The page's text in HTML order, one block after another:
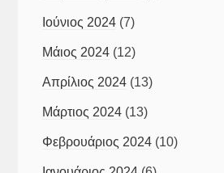
Ιούνιος 2024 (7)
Μάιος 2024 (12)
Απρίλιος 2024 (13)
Μάρτιος 2024 (13)
Φεβρουάριος 2024 (10)